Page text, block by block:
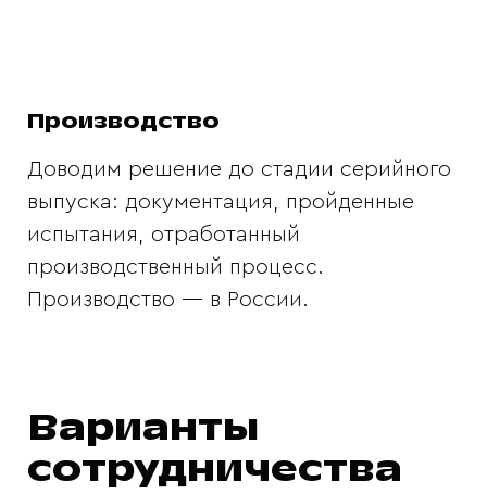
Производство
Доводим решение до стадии серийного
выпуска: документация, пройденные
испытания, отработанный
производственный процесс.
Производство — в России.
Варианты
сотрудничества